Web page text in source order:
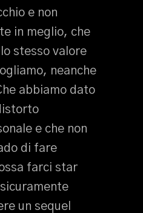
e non
in meglio, che
stesso valore
neanche
abbiamo dato
e che non
di fare
farci star
un sequel